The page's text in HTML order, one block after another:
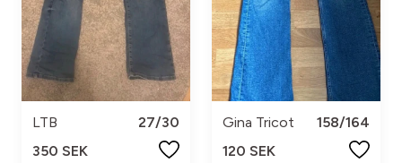
LTB
27/30
350 SEK
Gina Tricot
158/164
120 SEK